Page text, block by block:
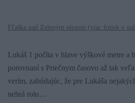
Fľaška nad Zeleným plesom (viac fotiek v
Lukáš 1 počíta v hlave výškové metre a
porovnaní s Priečnym časovo až tak
verím, zabúdajúc, že pre Lukáša
nehrá rolu…